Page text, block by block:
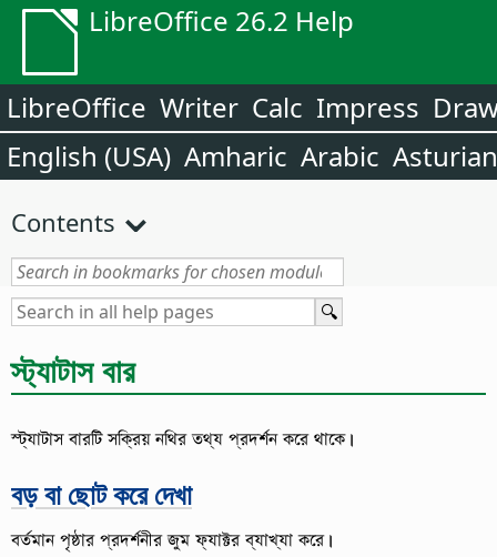
LibreOffice 26.2 Help
LibreOffice Writer Calc Impress
English (USA) Amharic Arabic Asturian
Contents
স্ট্যাটাস বার
স্ট্যাটাস বারটি সক্রিয় নথির তথ্য প্রদর্শন করে থাকে।
বড় বা ছোট করে দেখা
বর্তমান পৃষ্ঠার প্রদর্শনীর জুম ফ্যাক্টর ব্যাখ্যা করে।